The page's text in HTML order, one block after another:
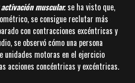
muscular.se ha visto que,
se consigue reclutar más
con contracciones excéntricas y
se observó cómo una persona
unidades motoras en el ejercicio
acciones concéntricas y excéntricas.